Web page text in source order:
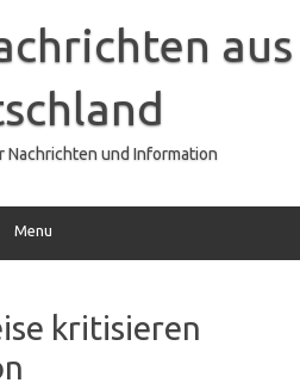
aus
Nachrichten und Information
Menu
kritisieren